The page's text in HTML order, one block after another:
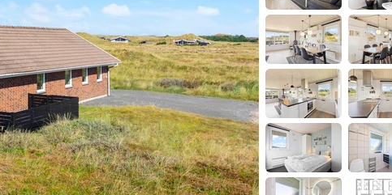
SandeSommerhuse i Søndervig
i Henne Strand
i Ho
i Houstrup
i Houvig
Holmsland Klit
på Holmsland
i Hvide Sande
i Jegum
i Klegod
Sommerhuse i Lodbjerg Hede
Sommerhuse i Nr. Lyngvig
Sommerhuse på Rømø
Sommerhuse i Søndervig
Sommerhuse i Skodbjerge
Sommerhuse i Thorsminde
Sommerhuse i Vedersø Klit
Sommerhuse i Vejers Strand
Sommerhuse i Vester Husby